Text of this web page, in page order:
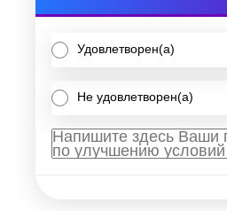
Удовлетворен(а)
Не удовлетворен(а)